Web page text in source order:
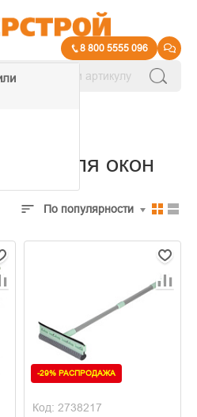
8 800 5555 096
для окон
По популярности
-29% РАСПРОДАЖА
Код: 2738217